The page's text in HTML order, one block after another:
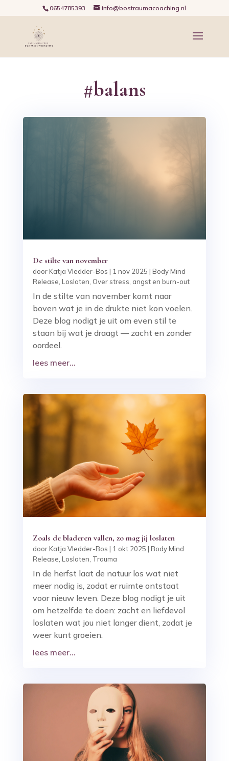
0654785393 info@bostraumacoaching.nl
#balans
De stilte van november
doorKatja Vledder-Bos | 1 nov 2025 | Body Mind
Release, Loslaten, Over stress, angst en burn-out
In de stilte van november komt naar
boven wat je in de drukte niet kon voelen.
Deze blog nodigt je uit om even stil te
staan bij wat je draagt — zacht en zonder
oordeel.
lees meer...
Zoals de bladeren vallen, zo mag jij loslaten
doorKatja Vledder-Bos | 1 okt 2025 | Body Mind
Release Loslaten Trauma
In de herfst laat de natuur los wat niet
meer nodig is, zodat er ruimte ontstaat
voor nieuw leven. Deze blog nodigt je uit
om hetzelfde te doen: zacht en liefdevol
loslaten wat jou niet langer dient, zodat je
weer kunt groeien.
lees meer...